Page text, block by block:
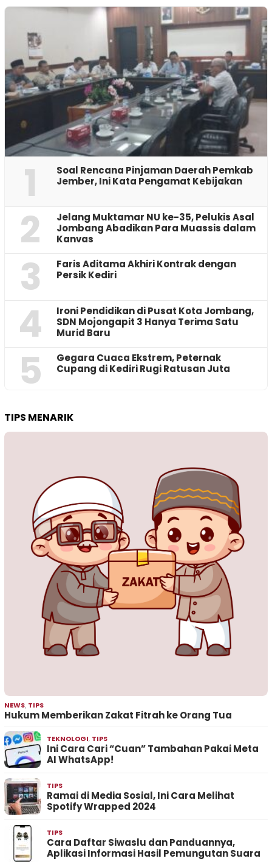
1
‎Soal Rencana Pinjaman Daerah Pemkab
Jember, Ini Kata Pengamat Kebijakan ‎
2
Jelang Muktamar NU ke-35, Pelukis Asal
Jombang Abadikan Para Muassis dalam
Kanvas
3
Faris Aditama Akhiri Kontrak dengan
Persik Kediri
4
Ironi Pendidikan di Pusat Kota Jombang,
SDN Mojongapit 3 Hanya Terima Satu
Murid Baru
5
‎Gegara Cuaca Ekstrem, Peternak
Cupang di Kediri Rugi Ratusan Juta
TIPS MENARIK
NEWS, TIPS
Hukum Memberikan Zakat Fitrah ke Orang Tua
TEKNOLOGI, TIPS
Ini Cara Cari “Cuan” Tambahan Pakai Meta
AI WhatsApp!
TIPS
Ramai di Media Sosial, Ini Cara Melihat
Spotify Wrapped 2024
TIPS
Cara Daftar Siwaslu dan Panduannya,
Aplikasi Informasi Hasil Pemungutan Suara